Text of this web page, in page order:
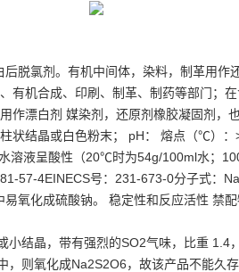
脱氯剂。有机中间体，染料，制革用作
有机合成、印刷、制革、制药等部门；
作漂白剂 媒染剂，还原剂橡胶凝固剂，
状结晶或白色粉末； pH： 熔点（℃）
溶液呈酸性（20℃时为54g/100ml水；
57-4EINECS号：231-673-0分子式：
氧化成硫酸钠。 稳定性和反应活性 禁
小结晶，带有强烈的SO2气味，比重 1.4
，则氧化成Na2S2O6，故该产品不能久